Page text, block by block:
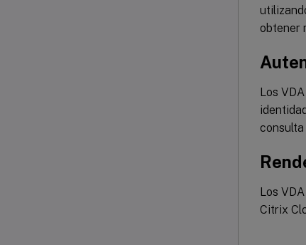
obtener
Los
consulta
Los
Citrix